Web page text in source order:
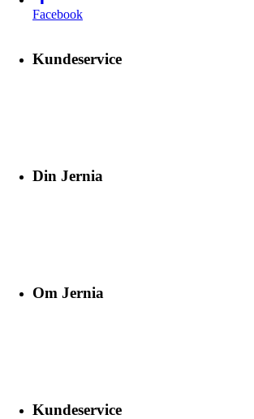
Facebook
Kundeservice
Din Jernia
Om Jernia
Kundeservice